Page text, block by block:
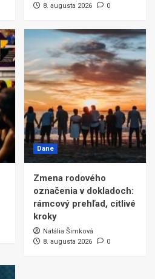
8. augusta 2026
0
Dane
Zmena rodového
označenia v dokladoch:
rámcový prehľad, citlivé
kroky
Natália Šimková
8. augusta 2026
0